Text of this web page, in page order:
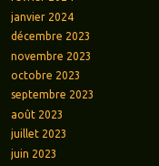
janvier 2024
décembre 2023
novembre 2023
octobre 2023
septembre 2023
août 2023
juillet 2023
juin 2023